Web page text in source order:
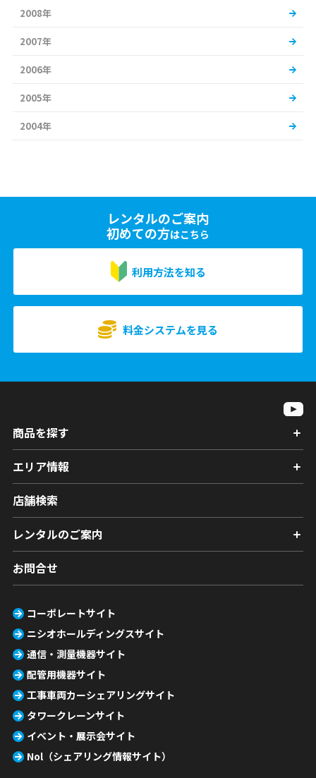
2008年
2007年
2006年
2005年
2004年
レンタルのご案内
初めての方はこちら
利用方法を知る
料金システムを見る
商品を探す
エリア情報
店舗検索
レンタルのご案内
お問合せ
コーポレートサイト
ニシオホールディングスサイト
通信・測量機器サイト
配管用機器サイト
工事車両カーシェアリングサイト
タワークレーンサイト
イベント・展示会サイト
Nol（シェアリング情報サイト）